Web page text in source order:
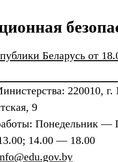
Беларусь от
: 220010,
9
Понедельник —
14.00 — 18.00